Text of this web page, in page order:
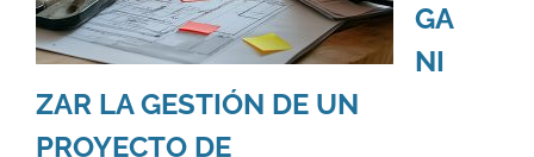
GA
NI
ZAR LA GESTIÓN DE UN
PROYECTO DE